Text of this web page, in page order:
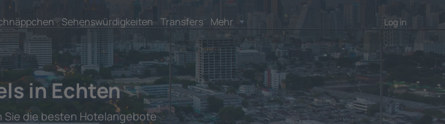
Sehenswürdigkeiten Transfers Mehr Log in
in Echten
Sie die besten Hotelangebote